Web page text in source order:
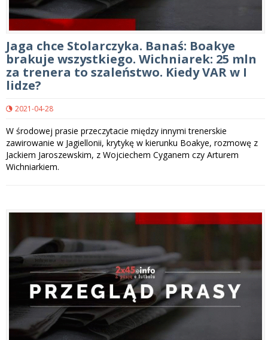
Jaga chce Stolarczyka. Banaś: Boakye
brakuje wszystkiego. Wichniarek: 25 mln
za trenera to szaleństwo. Kiedy VAR w I
lidze?
2021-04-28
W środowej prasie przeczytacie między innymi trenerskie
zawirowanie w Jagiellonii, krytykę w kierunku Boakye, rozmowę z
Jackiem Jaroszewskim, z Wojciechem Cyganem czy Arturem
Wichniarkiem.